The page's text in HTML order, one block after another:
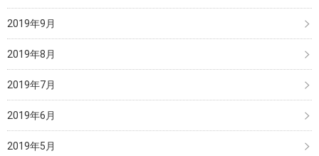
2019年9月
2019年8月
2019年7月
2019年6月
2019年5月